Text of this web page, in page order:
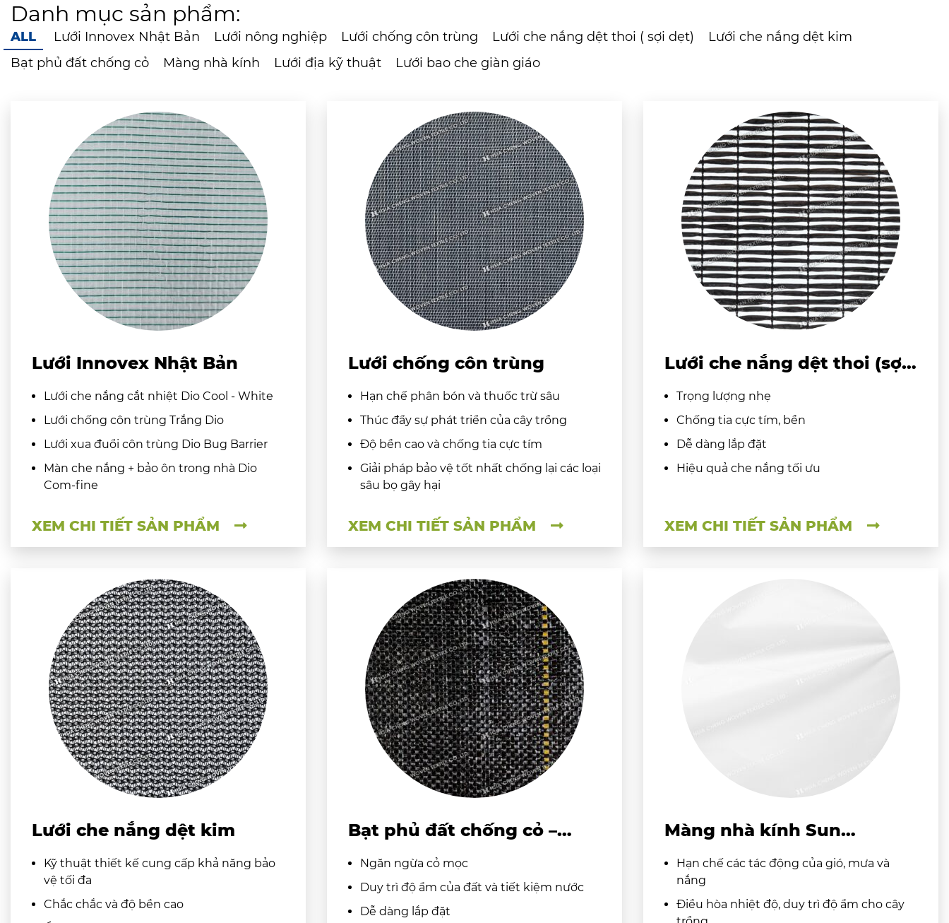
Danh mục sản phẩm:
ALL Lưới Innovex Nhật Bản Lưới nông nghiệp Lưới chống côn trùng Lưới che nắng dệt thoi ( sợi dẹt)
Lưới che nắng dệt kim
Bạt phủ đất chống cỏ
Màng nhà kính Lưới địa kỹ thuật Lưới bao che giàn giáo
Lưới Innovex Nhật Bản
Lưới che nắng cắt nhiệt Dio Cool - White
Lưới chống côn trùng Trắng Dio
Lưới xua đuổi côn trùng Dio Bug Barrier
Màn che nắng + bảo ôn trong nhà Dio
Com-fine
XEM CHI TIẾT SẢN PHẨM
Lưới chống côn trùng
Hạn chế phân bón và thuốc trừ sâu
Thúc đẩy sự phát triển của cây trồng
Độ bền cao và chống tia cực tím
Giải pháp bảo vệ tốt nhất chống lại các loại
sâu bọ gây hại
XEM CHI TIẾT SẢN PHẨM
Lưới che nắng dệt thoi (sợi
Trọng lượng nhẹ
Chống tia cực tím, bền
Dễ dàng lắp đặt
Hiệu quả che nắng tối ưu
XEM CHI TIẾT SẢN PHẨM
Lưới che nắng dệt kim
Kỹ thuật thiết kế cung cấp khả năng bảo
vệ tối đa
Chắc chắc và độ bền cao
Bạt phủ đất chống cỏ –
Lưới chống cỏ
Ngăn ngừa cỏ mọc
Duy trì độ ẩm của đất và tiết kiệm nước
Dễ dàng lắp đặt
Màng nhà kính Sun
Hạn chế các tác động của gió, mưa và
nắng
Điều hòa nhiệt độ, duy trì độ ẩm cho cây